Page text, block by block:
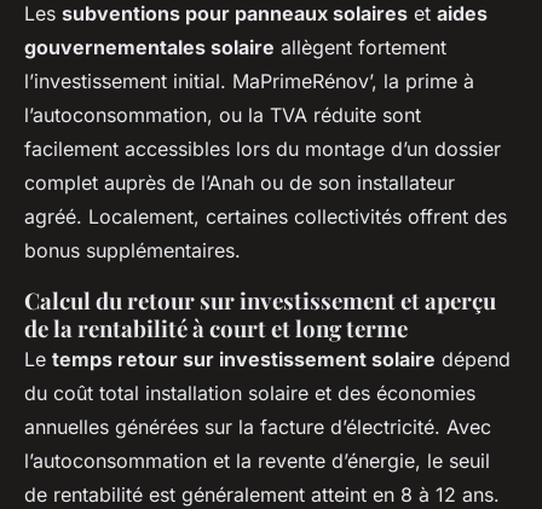
Les subventions pour panneaux solaires et aides
gouvernementales solaire allègent fortement
l’investissement initial. MaPrimeRénov’, la prime à
l’autoconsommation, ou la TVA réduite sont
facilement accessibles lors du montage d’un dossier
complet auprès de l’Anah ou de son installateur
agréé. Localement, certaines collectivités offrent des
bonus supplémentaires.
Calcul du retour sur investissement et aperçu
de la rentabilité à court et long terme
Le temps retour sur investissement solaire dépend
du coût total installation solaire et des économies
annuelles générées sur la facture d’électricité. Avec
l’autoconsommation et la revente d’énergie, le seuil
de rentabilité est généralement atteint en 8 à 12 ans.